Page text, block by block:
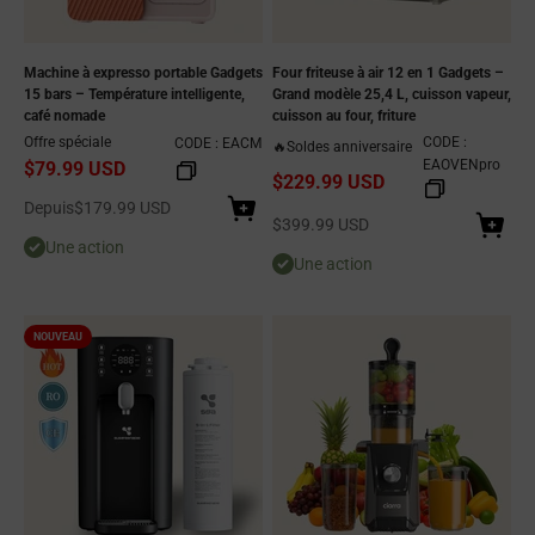
Machine à expresso portable Gadgets
15 bars – Température intelligente,
café nomade
Offre spéciale
$79.99 USD
CODE : EACM
Prix de vente
Depuis$179.99 USD
Une action
Four friteuse à air 12 en 1 Gadgets –
Grand modèle 25,4 L, cuisson vapeur,
cuisson au four, friture
🔥Soldes anniversaire
$229.99 USD
CODE :
EAOVENpro
Prix de vente
$399.99 USD
Une action
NOUVEAU